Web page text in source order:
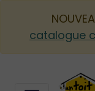
catalogue